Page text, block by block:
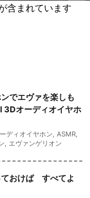
含まれています
でエヴァを楽しも
オーディオイヤホ
ディオイヤホン, ASMR,
, エヴァンゲリオン
ておけば すべてよ